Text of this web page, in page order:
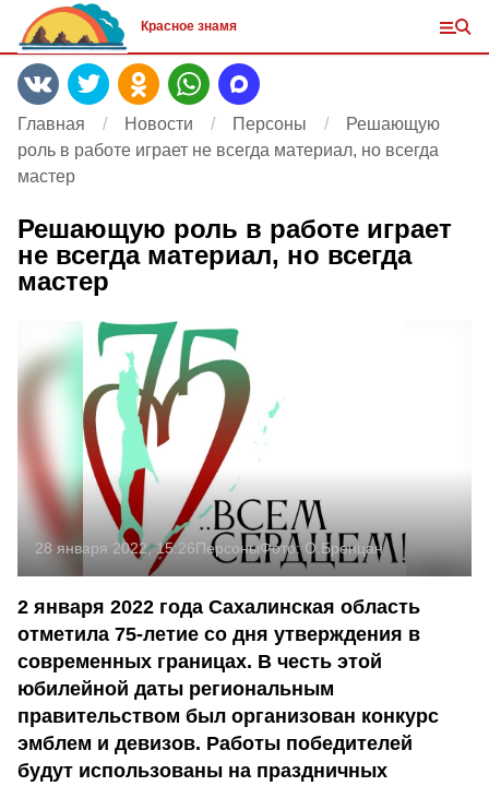
Красное знамя
Главная Новости Персоны
Решающую
роль в работе играет не всегда материал, но всегда
мастер
Решающую роль в работе играет
не всегда материал, но всегда
мастер
28 января 2022, 15:26ПерсоныФото: О.Бренцан
2 января 2022 года Сахалинская область
отметила 75-летие со дня утверждения в
современных границах. В честь этой
юбилейной даты региональным
правительством был организован конкурс
эмблем и девизов. Работы победителей
будут использованы на праздничных